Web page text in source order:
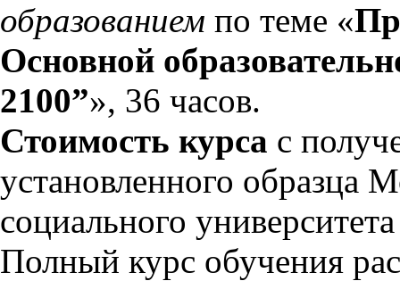
образованием по теме «
Основной
2100”», 36 часов.
Стоимость курса с
установленного образца
социального
Полный курс обучения